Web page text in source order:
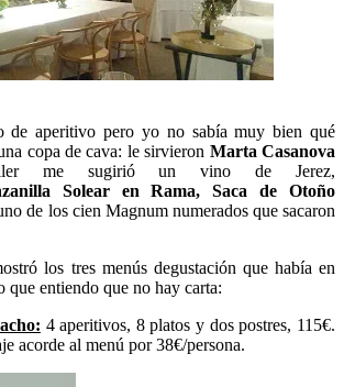
de aperitivo pero yo no sabía muy bien qué
copa de cava: le sirvieron Marta Casanova
me sugirió un vino de Jerez,
Solear en Rama, Saca de Otoño
de los cien Magnum numerados que sacaron
los tres menús degustación que había en
que entiendo que no hay carta:
4 aperitivos, 8 platos y dos postres, 115€.
acorde al menú por 38€/persona.